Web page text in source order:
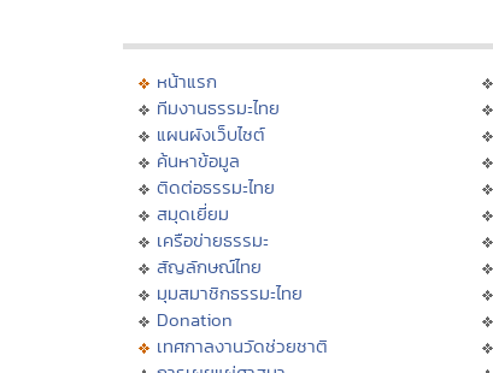
หน้าแรก
ทีมงานธรรมะไทย
แผนผังเว็บไซต์
ค้นหาข้อมูล
ติดต่อธรรมะไทย
สมุดเยี่ยม
เครือข่ายธรรมะ
สัญลักษณ์ไทย
มุมสมาชิกธรรมะไทย
Donation
เทศกาลงานวัดช่วยชาติ